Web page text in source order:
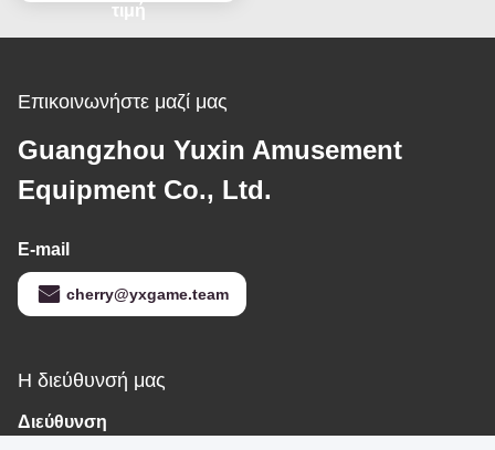
οικογενειακή
ψυχαγωγία
τιμή
Επικοινωνήστε μαζί μας
Guangzhou Yuxin Amusement
Equipment Co., Ltd.
E-mail
cherry@yxgame.team
Η διεύθυνσή μας
Διεύθυνση